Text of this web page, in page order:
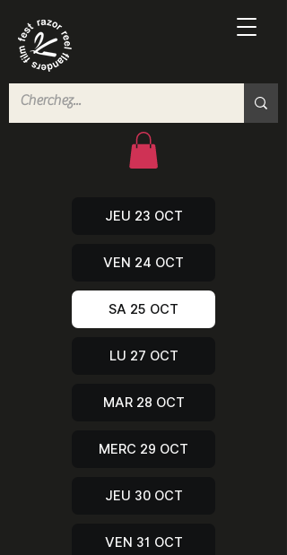
JEU 23 OCT
VEN 24 OCT
SA 25 OCT
LU 27 OCT
MAR 28 OCT
MERC 29 OCT
JEU 30 OCT
VEN 31 OCT